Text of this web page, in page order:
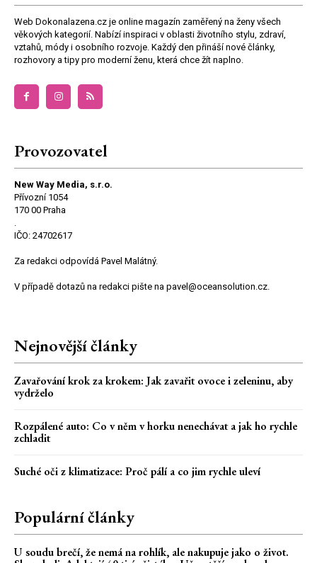
Web Dokonalazena.cz je online magazín zaměřený na ženy všech
věkových kategorií. Nabízí inspiraci v oblasti životního stylu, zdraví,
vztahů, módy i osobního rozvoje. Každý den přináší nové články,
rozhovory a tipy pro moderní ženu, která chce žít naplno.
Provozovatel
New Way Media, s.r.o.
Přívozní 1054
170 00 Praha
.
IČO: 24702617
Za redakci odpovídá Pavel Malátný.
V případě dotazů na redakci pište na pavel@oceansolution.cz.
Nejnovější články
Zavařování krok za krokem: Jak zavařit ovoce i zeleninu, aby
vydrželo
Rozpálené auto: Co v něm v horku nenechávat a jak ho rychle
zchladit
Suché oči z klimatizace: Proč pálí a co jim rychle uleví
Populární články
U soudu brečí, že nemá na rohlík, ale nakupuje jako o život.